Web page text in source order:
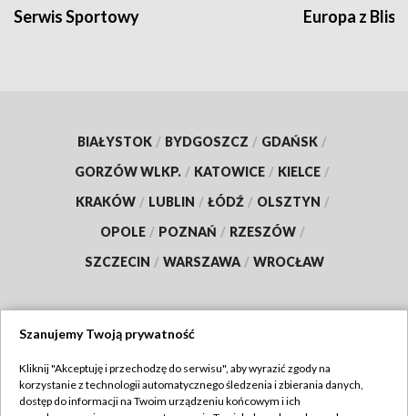
Serwis Sportowy Europa z
BIAŁYSTOK / BYDGOSZCZ / GDAŃSK /
GORZÓW WLKP. / KATOWICE / KIELCE /
KRAKÓW / LUBLIN / ŁÓDŹ / OLSZTYN /
OPOLE / POZNAŃ / RZESZÓW /
SZCZECIN / WARSZAWA / WROCŁAW
TVP
Szanujemy Twoją prywatność
Kliknij "Akceptuję i przechodzę do serwisu", aby wyrazić zgody na
korzystanie z technologii automatycznego śledzenia i zbierania danych,
dostęp do informacji na Twoim urządzeniu końcowym i ich